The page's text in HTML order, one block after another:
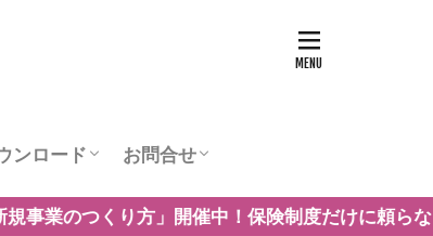
ンロード
ラシテンプレート
お役立ち資料
の商圏調査
お問合せ
運営会社
に頼らない自費・保険外サービスの事例や導